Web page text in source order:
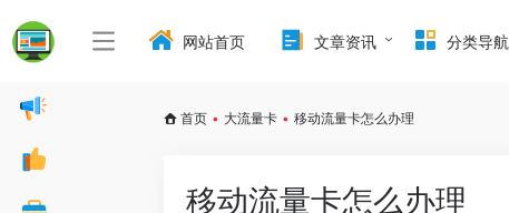
网站首页 文章资讯 分类导航
首页 • 大流量卡 • 移动流量卡怎么办理
移动流量卡怎么办理